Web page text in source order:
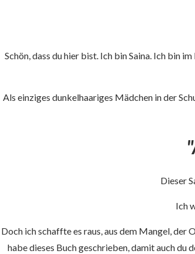
Schön, dass du hier bist. Ich bin Saina. Ich bin
Als einziges dunkelhaariges Mädchen in der
Dieser
Ich
Doch ich schaffte es raus, aus dem Mangel, der
habe dieses Buch geschrieben, damit auch du